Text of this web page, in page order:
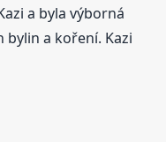
a byla výborná
bylin a koření. Kazi